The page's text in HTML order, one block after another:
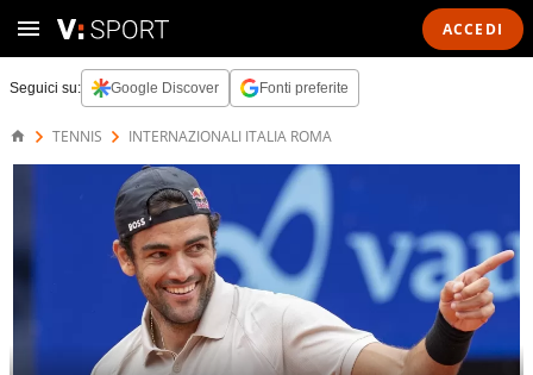
ACCEDI
Seguici su: Google Discover Fonti preferite
TENNIS INTERNAZIONALI ITALIA ROMA